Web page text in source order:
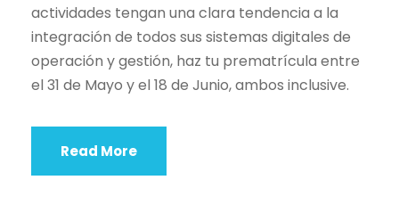
actividades tengan una clara tendencia a la
integración de todos sus sistemas digitales de
operación y gestión, haz tu prematrícula entre
el 31 de Mayo y el 18 de Junio, ambos inclusive.
Read More